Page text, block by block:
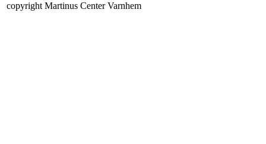
copyright Martinus Center Varnhem